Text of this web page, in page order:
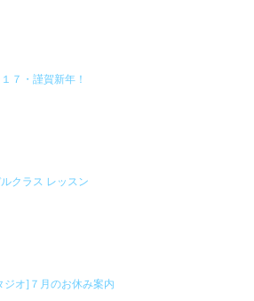
１７・謹賀新年！
クラス レッスン
ジオ]７月のお休み案内